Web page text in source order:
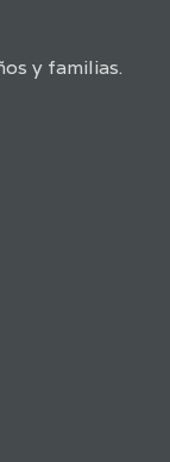
y familias.